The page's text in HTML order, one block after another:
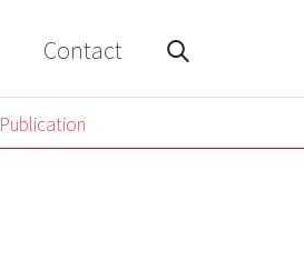
Contact
Publication
Publication